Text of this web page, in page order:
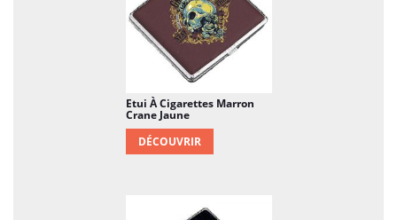
Etui À Cigarettes Marron
Crane Jaune
DÉCOUVRIR